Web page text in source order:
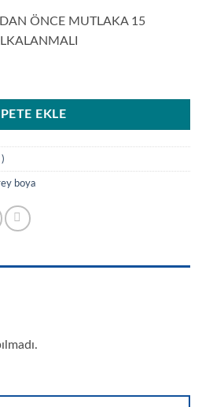
ÖNCE MUTLAKA 15
adet
EKLE
boya